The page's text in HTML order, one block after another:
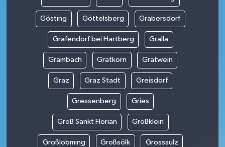
Gösting Göttelsberg Grabersdorf
Grafendorf bei Hartberg Gralla
Grambach Gratkorn Gratwein
Graz Graz Stadt Greisdorf
Gressenberg Gries
Groß Sankt Florian Großklein
Großlobming Großsölk Grosssulz